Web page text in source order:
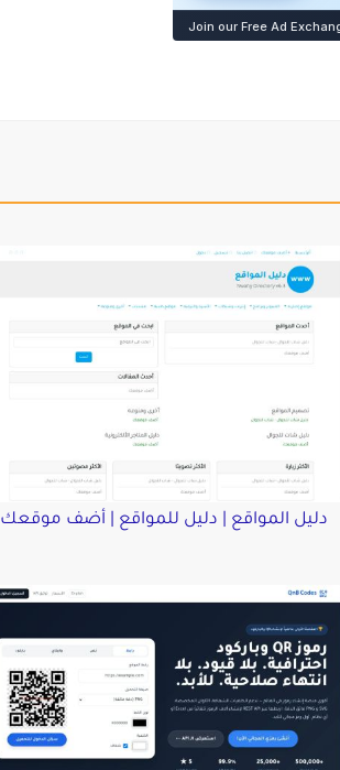
دليل المواقع | دليل للمواقع | أضف موقعك